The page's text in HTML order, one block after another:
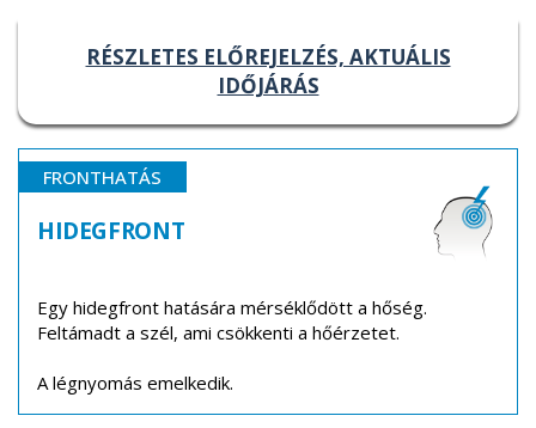
RÉSZLETES ELŐREJELZÉS, AKTUÁLIS
IDŐJÁRÁS
FRONTHATÁS
HIDEGFRONT
Egy hidegfront hatására mérséklődött a hőség.
Feltámadt a szél, ami csökkenti a hőérzetet.
A légnyomás emelkedik.